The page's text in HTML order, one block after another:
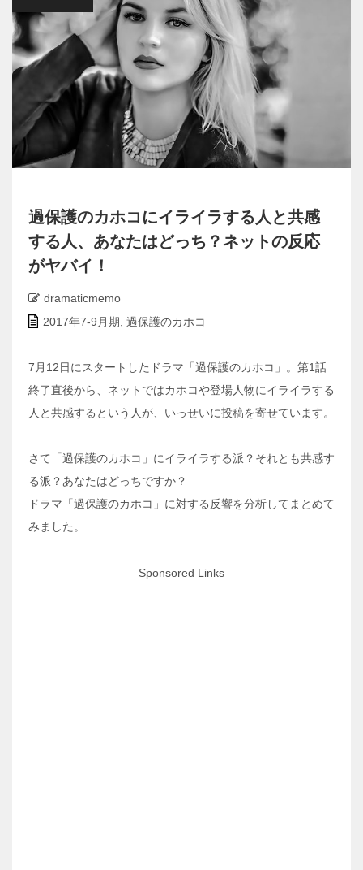
過保護のカホコにイライラする人と共感
する人、あなたはどっち？ネットの反応
がヤバイ！
dramaticmemo
2017年7-9月期 過保護のカホコ
7月12日にスタートしたドラマ「過保護のカホコ」。第1話
終了直後から、ネットではカホコや登場人物にイライラする
人と共感するという人が、いっせいに投稿を寄せています。
さて「過保護のカホコ」にイライラする派？それとも共感す
る派？あなたはどっちですか？
ドラマ「過保護のカホコ」に対する反響を分析してまとめて
みました。
Sponsored Links